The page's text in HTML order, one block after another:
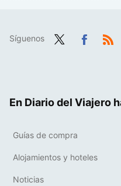
Síguenos
En Diario del Viajero
Guías de compra
Alojamientos y hoteles
Noticias